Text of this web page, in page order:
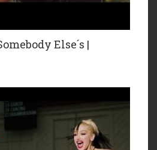
Else´s |